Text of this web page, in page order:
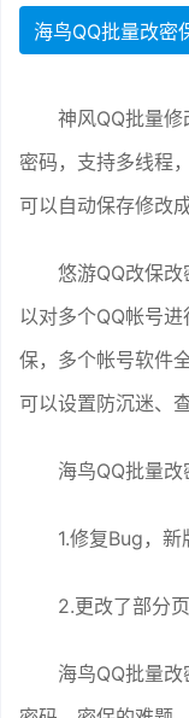
海鸟QQ批量改密
神风QQ批量
密码，支持多线程
可以自动保存修改
悠游QQ改保
以对多个QQ帐号
保，多个帐号软件
可以设置防沉迷、
海鸟QQ批量
1.修复Bug，
2.更改了部分
海鸟QQ批量